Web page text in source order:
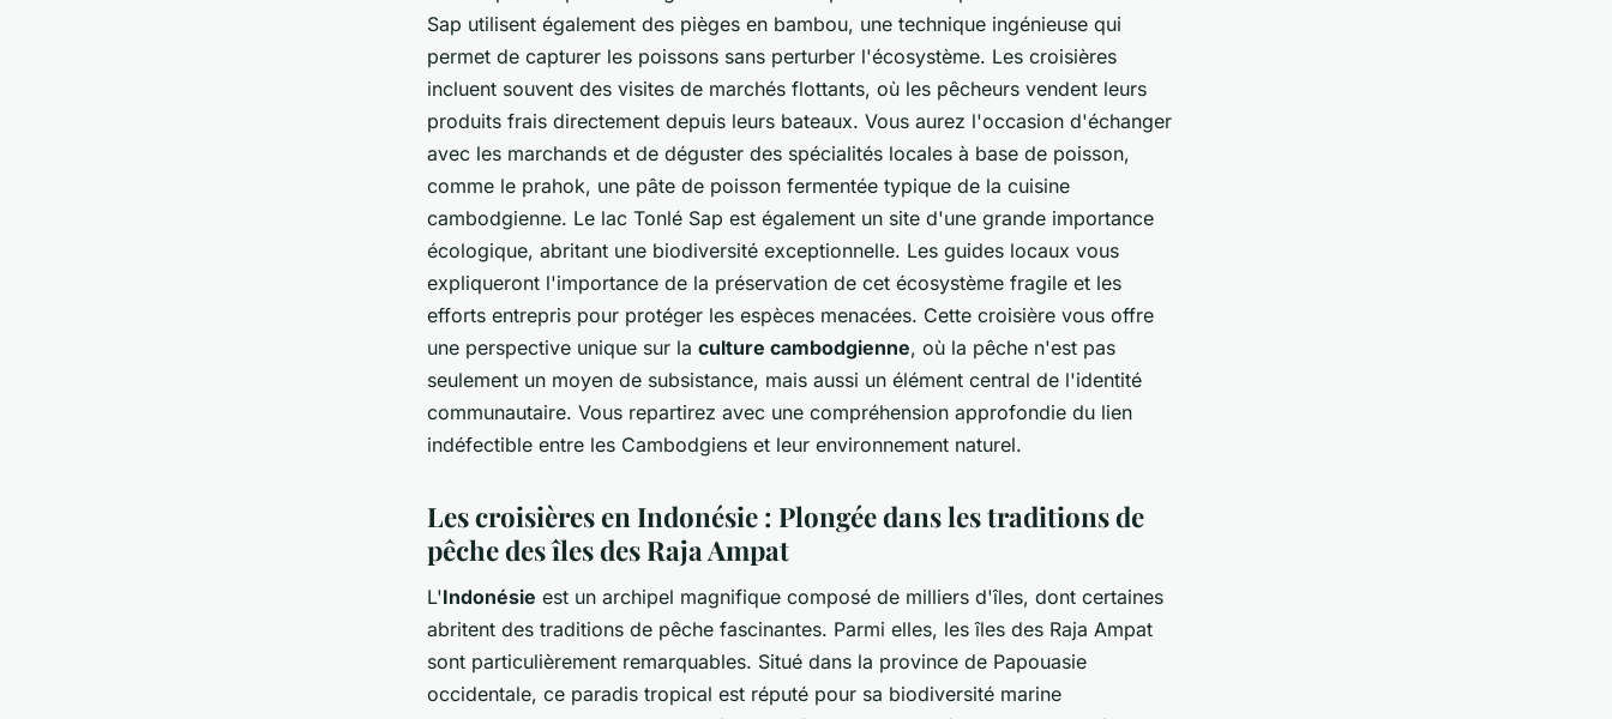
Sap utilisent également des pièges en bambou, une technique ingénieuse qui
permet de capturer les poissons sans perturber l'écosystème. Les croisières
incluent souvent des visites de marchés flottants, où les pêcheurs vendent leurs
produits frais directement depuis leurs bateaux. Vous aurez l'occasion d'échanger
avec les marchands et de déguster des spécialités locales à base de poisson,
comme le prahok, une pâte de poisson fermentée typique de la cuisine
cambodgienne. Le lac Tonlé Sap est également un site d'une grande importance
écologique, abritant une biodiversité exceptionnelle. Les guides locaux vous
expliqueront l'importance de la préservation de cet écosystème fragile et les
efforts entrepris pour protéger les espèces menacées. Cette croisière vous offre
une perspective unique sur la culture cambodgienne, où la pêche n'est pas
seulement un moyen de subsistance, mais aussi un élément central de l'identité
communautaire. Vous repartirez avec une compréhension approfondie du lien
indéfectible entre les Cambodgiens et leur environnement naturel.
Les croisières en Indonésie : Plongée dans les traditions de
pêche des îles des Raja Ampat
L'Indonésie est un archipel magnifique composé de milliers d'îles, dont certaines
abritent des traditions de pêche fascinantes. Parmi elles, les îles des Raja Ampat
sont particulièrement remarquables. Situé dans la province de Papouasie
occidentale, ce paradis tropical est réputé pour sa biodiversité marine